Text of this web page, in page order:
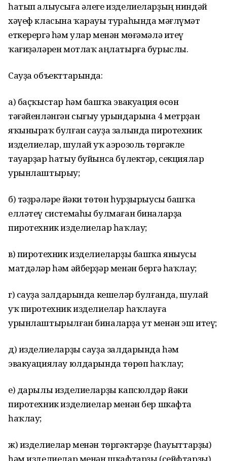
һатып алыусыға әлеге изделиеларҙың ниндәй
хәүеф класына ҡарауы тураһында мәғлүмәт
еткерергә һәм улар менән мөғәмәлә итеү
ҡағиҙәләрен мотлаҡ аңлатырға бурыслы.
Сауҙа объекттарында:
а) баҫҡыстар һәм башҡа эвакуация өсөн
тәғәйенләнгән сығыу урындарына 4 метрҙан
яҡыныраҡ булған сауҙа залында пиротехник
изделиелар, шулай уҡ аэрозоль төргәкле
тауарҙар һатыу буйынса бүлектәр, секциялар
урынлаштырыу;
б) тәҙрәләре йәки төтөн һурҙырыусы башҡа
елләтеү системаһы булмаған биналарҙа
пиротехник изделиелар һаҡлау;
в) пиротехник изделиеларҙы башҡа яныусы
матдәләр һәм әйберҙәр менән бергә һаҡлау;
г) сауҙа залдарында кешеләр булғанда, шулай
уҡ пиротехник изделиелар һаҡлауға
урынлаштырылған биналарҙа ут менән эш итеү;
д) изделиеларҙы сауҙа залдарында һәм
эвакуациялау юлдарында төрөп һаҡлау;
е) дарылы изделиеларҙы капсюлдәр йәки
пиротехник изделиелар менән бер шкафта
һаҡлау;
ж) изделиелар менән төргәктәрҙе (һауыттарҙы)